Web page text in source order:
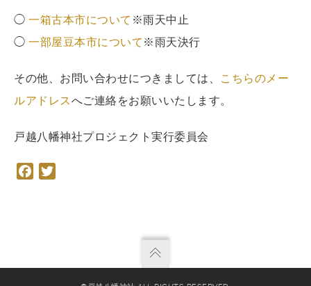
◯ 一箱古本市について ※雨天中止
◯ 一部屋豆本市について ※雨天決行
その他、お問い合わせにつきましては、
こちらのメー
ルアドレスへご連絡をお願いいたします。
戸越八幡神社プロジェクト実行委員会
Facebook